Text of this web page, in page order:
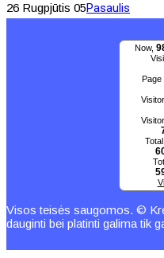
26 Rugpjūtis 05Pasaulis
Now,
Page
Visos teisės saugomos. ©
dauginti bei platinti galima tik